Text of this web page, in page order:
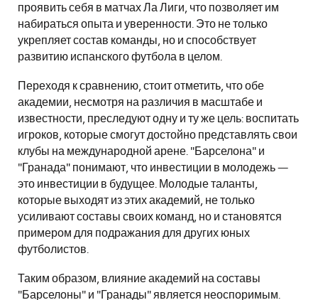
проявить себя в матчах Ла Лиги, что позволяет им
набираться опыта и уверенности. Это не только
укрепляет состав команды, но и способствует
развитию испанского футбола в целом.
Переходя к сравнению, стоит отметить, что обе
академии, несмотря на различия в масштабе и
известности, преследуют одну и ту же цель: воспитать
игроков, которые смогут достойно представлять свои
клубы на международной арене. "Барселона" и
"Гранада" понимают, что инвестиции в молодежь —
это инвестиции в будущее. Молодые таланты,
которые выходят из этих академий, не только
усиливают составы своих команд, но и становятся
примером для подражания для других юных
футболистов.
Таким образом, влияние академий на составы
"Барселоны" и "Гранады" является неоспоримым.